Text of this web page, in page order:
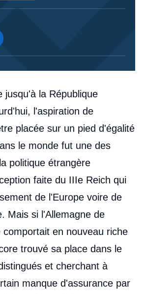
jusqu'à la République
l'aspiration de
placée sur un pied d'égalité
le monde fut une des
politique étrangère
faite du IIIe Reich qui
de l'Europe voire de
Mais si l'Allemagne de
comportait en nouveau riche
trouvé sa place dans le
et cherchant à
manque d'assurance par